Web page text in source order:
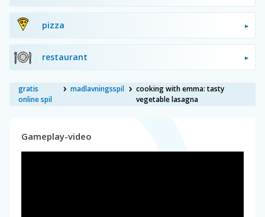
pizza
restaurant
gratis
online spil
madlavningsspil
cooking with emma: tasty
vegetable lasagna
Gameplay-video